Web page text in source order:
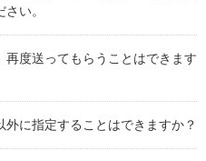
い。
再度送ってもらうことはできます
に指定することはできますか？